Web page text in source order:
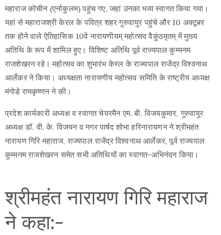
महाराज कोचीन (एर्नाकुलम) पहुंच गए, जहां उनका भव्य स्वागत किया गया।
यहां से महाराजश्री केरल के पवित्र शहर गुरुवायुर पहुंचे और 10 अक्टूबर
तक होने वाले ऐतिहासिक 10वें नारायणीयम् महोत्सव वैकुंठमृतम् में मुख्य
अतिथि के रूप में शामिल हुए। विशिष्ट अतिथि पूर्व राज्यपाल कुम्मनम
राजशेखरन रहे। महोत्सव का शुभारंभ केरल के राज्यपाल राजेंद्र विश्वनाथ
आर्लेकर ने किया। अध्यक्षता नारायणीय महोत्सव समिति के राष्ट्रीय अध्यक्ष
मंगोडे रामकृष्णन ने की।
प्रदेश कार्यकारी अध्यक्ष व स्वागत चेयरमैन एम. बी. विजयकुमार, गुरुवायुर
अध्यक्ष डॉ. वी. के. विजयन व नगर पार्षद शोभा हरिनारायणन ने श्रीमहंत
नारायण गिरि महाराज, राज्यपाल राजेंद्र विश्वनाथ आर्लेकर, पूर्व राज्यपाल
कुम्मनम राजशेखरन समेत सभी अतिथियों का स्वागत-अभिनंदन किया।
श्रीमहंत नारायण गिरि महाराज
ने कहा:-